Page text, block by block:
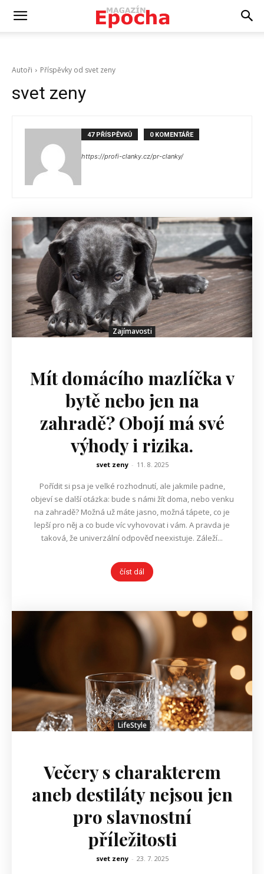
Autoři Příspěvky od svet zeny
svet zeny
47 PŘÍSPĚVKŮ 0 KOMENTÁŘE
https://profi-clanky.cz/pr-clanky/
Zajímavosti
Mít domácího mazlíčka v
bytě nebo jen na
zahradě? Obojí má své
výhody i rizika.
svet zeny - 11. 8. 2025
Pořídit si psa je velké rozhodnutí, ale jakmile padne,
objeví se další otázka: bude s námi žít doma, nebo venku
na zahradě? Možná už máte jasno, možná tápete, co je
lepší pro něj a co bude víc vyhovovat i vám. A pravda je
taková, že univerzální odpověď neexistuje. Záleží...
číst dál
LifeStyle
Večery s charakterem
aneb destiláty nejsou jen
pro slavnostní
příležitosti
svet zeny - 23. 7. 2025